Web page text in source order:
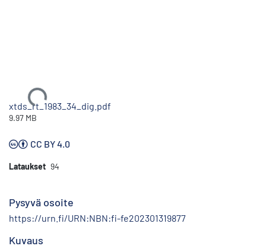
Ladataan...
xtds_rt_1983_34_dig.pdf
9.97 MB
CC BY 4.0
Lataukset 94
Pysyvä osoite
https://urn.fi/URN:NBN:fi-fe202301319877
Kuvaus